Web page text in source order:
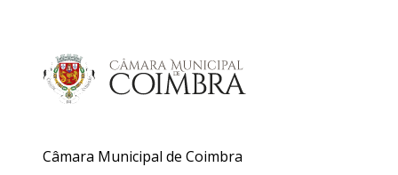
Câmara Municipal de Coimbra